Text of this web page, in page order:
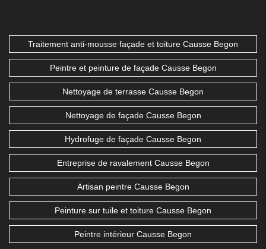
Traitement anti-mousse façade et toiture Causse Begon
Peintre et peinture de façade Causse Begon
Nettoyage de terrasse Causse Begon
Nettoyage de façade Causse Begon
Hydrofuge de façade Causse Begon
Entreprise de ravalement Causse Begon
Artisan peintre Causse Begon
Peinture sur tuile et toiture Causse Begon
Peintre intérieur Causse Begon